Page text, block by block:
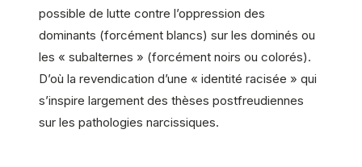
possible de lutte contre l’oppression des
dominants (forcément blancs) sur les dominés ou
les « subalternes » (forcément noirs ou colorés).
D’où la revendication d’une « identité racisée » qui
s’inspire largement des thèses postfreudiennes
sur les pathologies narcissiques.